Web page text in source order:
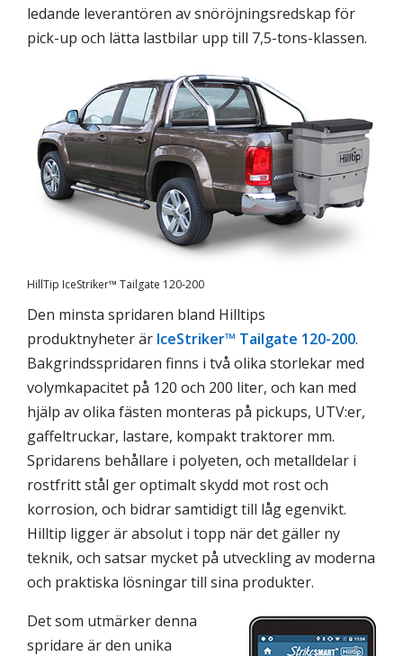
ledande leverantören av snöröjningsredskap för
pick-up och lätta lastbilar upp till 7,5-tons-klassen.
HillTip IceStriker™ Tailgate 120-200
Den minsta spridaren bland Hilltips
produktnyheter är IceStriker™ Tailgate 120-200.
Bakgrindsspridaren finns i två olika storlekar med
volymkapacitet på 120 och 200 liter, och kan med
hjälp av olika fästen monteras på pickups, UTV:er,
gaffeltruckar, lastare, kompakt traktorer mm.
Spridarens behållare i polyeten, och metalldelar i
rostfritt stål ger optimalt skydd mot rost och
korrosion, och bidrar samtidigt till låg egenvikt.
Hilltip ligger är absolut i topp när det gäller ny
teknik, och satsar mycket på utveckling av moderna
och praktiska lösningar till sina produkter.
Det som utmärker denna
spridare är den unika